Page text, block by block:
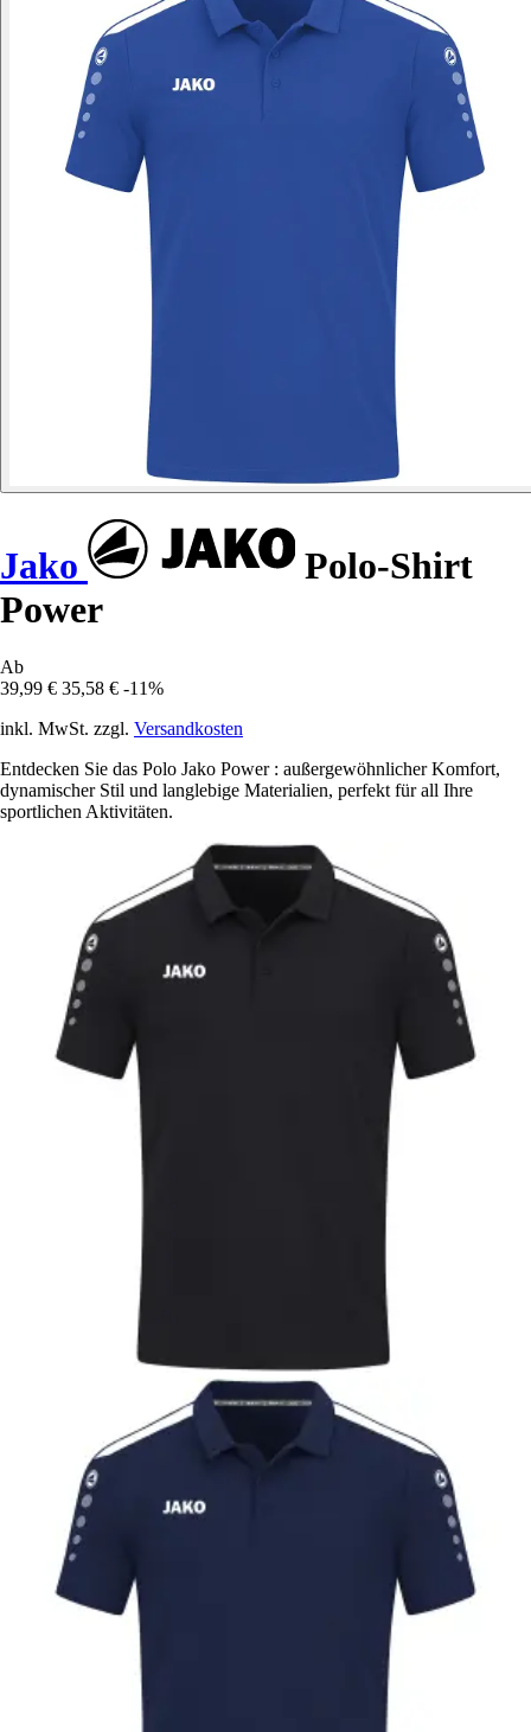
Jako
Polo-Shirt
Power
Ab
39,99 € 35,58 € -11%
inkl. MwSt. zzgl. Versandkosten
Entdecken Sie das Polo Jako Power : außergewöhnlicher Komfort,
dynamischer Stil und langlebige Materialien, perfekt für all Ihre
sportlichen Aktivitäten.